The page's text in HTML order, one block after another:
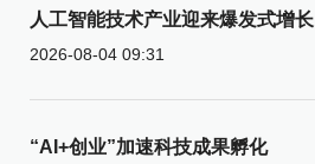
人工智能技术产业迎来爆发式增长
2026-08-04 09:31
“AI+创业”加速科技成果孵化